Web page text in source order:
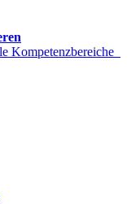
Kompetenzbereiche